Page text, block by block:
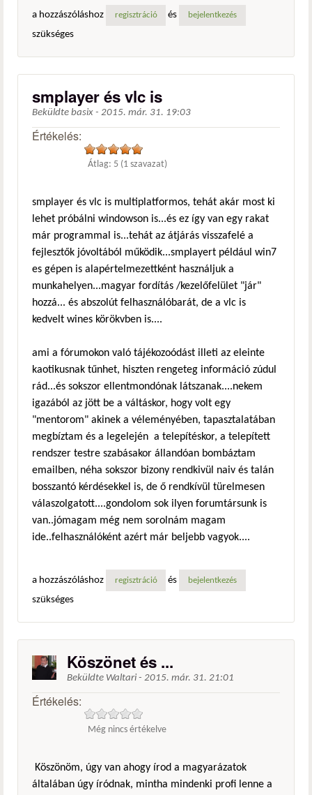
a hozzászóláshoz regisztráció és bejelentkezés
szükséges
smplayer és vlc is
Beküldte basix - 2015. már. 31. 19:03
Értékelés:
Átlag: 5 (1 szavazat)
smplayer és vlc is multiplatformos, tehát akár most ki
lehet próbálni windowson is...és ez így van egy rakat
már programmal is...tehát az átjárás visszafelé a
fejlesztők jóvoltából működik...smplayert például win7
es gépen is alapértelmezettként használjuk a
munkahelyen...magyar fordítás /kezelőfelület "jár"
hozzá... és abszolút felhasználóbarát, de a vlc is
kedvelt wines körökvben is....
ami a fórumokon való tájékozoódást illeti az eleinte
kaotikusnak tűnhet, hiszten rengeteg információ zúdul
rád...és sokszor ellentmondónak látszanak....nekem
igazából az jött be a váltáskor, hogy volt egy
"mentorom" akinek a véleményében, tapasztalatában
megbíztam és a legelején a telepítéskor, a telepített
rendszer testre szabásakor állandóan bombáztam
emailben, néha sokszor bizony rendkivül naiv és talán
bosszantó kérdésekkel is, de ő rendkívül türelmesen
válaszolgatott....gondolom sok ilyen forumtársunk is
van..jómagam még nem sorolnám magam
ide..felhasználóként azért már beljebb vagyok....
a hozzászóláshoz regisztráció és bejelentkezés
szükséges
Köszönet és ...
Beküldte Waltari - 2015. már. 31. 21:01
Értékelés:
Még nincs értékelve
Köszönöm, úgy van ahogy írod a magyarázatok
általában úgy íródnak, mintha mindenki profi lenne a